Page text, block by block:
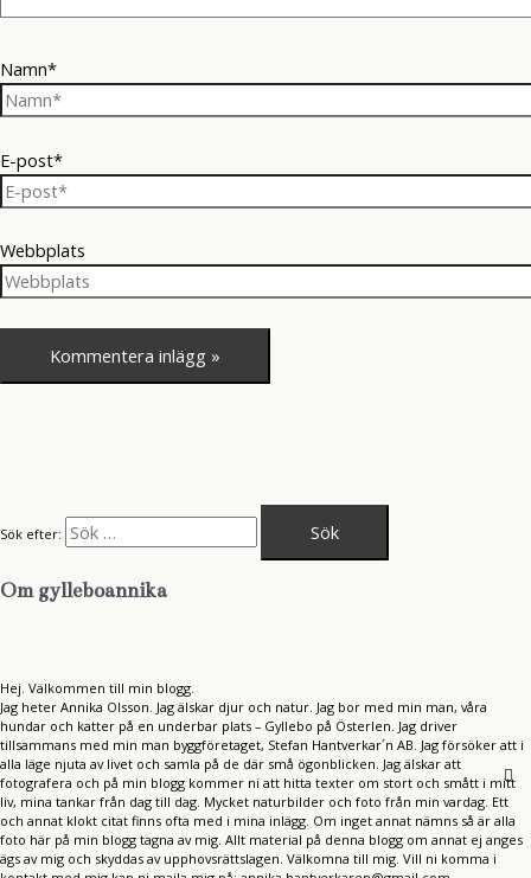
Namn*
E-post*
Webbplats
Sök efter:
Om gylleboannika
Hej. Välkommen till min blogg.
Jag heter Annika Olsson. Jag älskar djur och natur. Jag bor med min man, våra
hundar och katter på en underbar plats – Gyllebo på Österlen. Jag driver
tillsammans med min man byggföretaget, Stefan Hantverkar´n AB. Jag försöker att i
alla läge njuta av livet och samla på de där små ögonblicken. Jag älskar att
fotografera och på min blogg kommer ni att hitta texter om stort och smått i mitt
liv, mina tankar från dag till dag. Mycket naturbilder och foto från min vardag. Ett
och annat klokt citat finns ofta med i mina inlägg. Om inget annat nämns så är alla
foto här på min blogg tagna av mig. Allt material på denna blogg om annat ej anges
ägs av mig och skyddas av upphovsrättslagen. Välkomna till mig. Vill ni komma i